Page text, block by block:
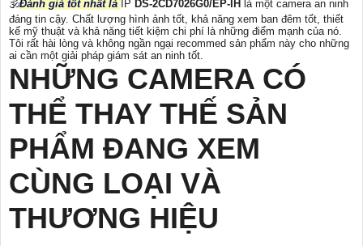
🕉️Đánh giá tốt nhất là IP DS-2CD7026G0/EP-IH là một camera an ninh
đáng tin cậy. Chất lượng hình ảnh tốt, khả năng xem ban đêm tốt, thiết
kế mỹ thuật và khả năng tiết kiệm chi phí là những điểm mạnh của nó.
Tôi rất hài lòng và không ngần ngại recommed sản phẩm này cho những
ai cần một giải pháp giám sát an ninh tốt.
NHỮNG CAMERA CÓ
THỂ THAY THẾ SẢN
PHẨM ĐANG XEM
CÙNG LOẠI VÀ
THƯƠNG HIỆU